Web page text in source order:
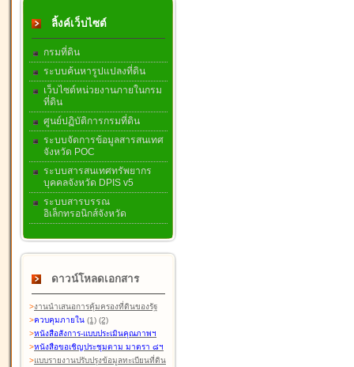
ลิ้งค์เว็บไซต์
กรมที่ดิน
ระบบค้นหารูปแปลงที่ดิน
เว็บไซต์หน่วยงานภายในกรม
ที่ดิน
ศูนย์ปฏิบัติการกรมที่ดิน
ระบบจัดการข้อมูลสารสนเทศ
จังหวัด POC
ระบบสารสนเทศทรัพยากร
บุคคลจังหวัด DPIS v5
ระบบสารบรรณ
อิเล็กทรอนิกส์จังหวัด
ดาวน์โหลดเอกสาร
>งานนำเสนอการคุ้มครองที่ดินของรัฐ
>ควบคุมภายใน (1) (2)
>หนังสือสังการ-แบบประเมินคุณภาพฯ
>หนังสือขอเชิญประชุมตาม มาตรา ๘ฯ
>แบบรายงานปรับปรุงข้อมูลทะเบียนที่ดิน